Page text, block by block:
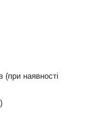
(при наявності